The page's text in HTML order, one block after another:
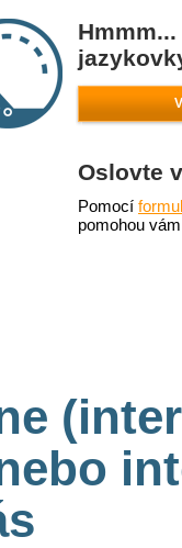
Oslovte
Pomocí
pomohou